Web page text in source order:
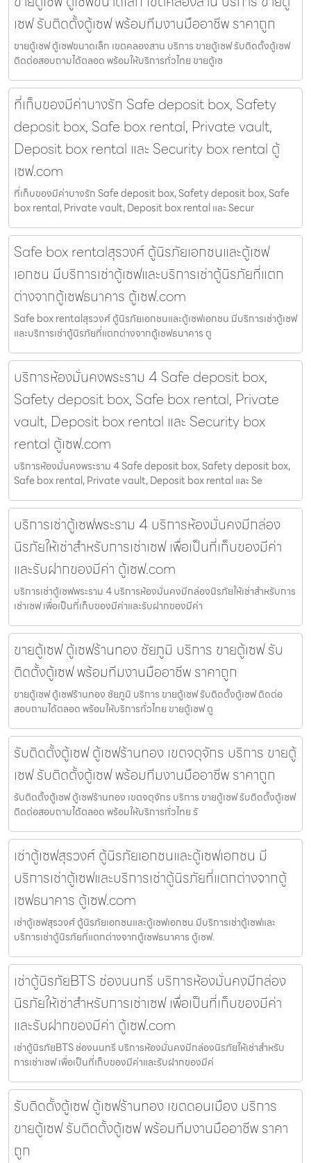
เซฟ รับติดตั้งตู้เซฟ พร้อมทีมงานมืออาชีพ ราคาถูก
ขายตู้เซฟ ตู้เซฟขนาดเล็ก เขตคลองสาน บริการ ขายตู้เซฟ รับติดตั้งตู้เซฟ
ติดต่อสอบถามได้ตลอด พร้อมให้บริการทั่วไทย ขายตู้เซ
ที่เก็บของมีค่าบางรัก Safe deposit box, Safety
deposit box, Safe box rental, Private vault,
Deposit box rental และ Security box rental ตู้
เซฟ.com
ที่เก็บของมีค่าบางรัก Safe deposit box, Safety deposit box, Safe
box rental, Private vault, Deposit box rental และ Secur
Safe box rentalสุรวงศ์ ตู้นิรภัยเอกชนและตู้เซฟ
เอกชน มีบริการเช่าตู้เซฟและบริการเช่าตู้นิรภัยที่แตก
ต่างจากตู้เซฟธนาคาร ตู้เซฟ.com
Safe box rentalสุรวงศ์ ตู้นิรภัยเอกชนและตู้เซฟเอกชน มีบริการเช่าตู้เซฟ
และบริการเช่าตู้นิรภัยที่แตกต่างจากตู้เซฟธนาคาร ตู
บริการห้องมั่นคงพระราม 4 Safe deposit box,
Safety deposit box, Safe box rental, Private
vault, Deposit box rental และ Security box
rental ตู้เซฟ.com
บริการห้องมั่นคงพระราม 4 Safe deposit box, Safety deposit box,
Safe box rental, Private vault, Deposit box rental และ Se
บริการเช่าตู้เซฟพระราม 4 บริการห้องมั่นคงมีกล่อง
นิรภัยให้เช่าสำหรับการเช่าเซฟ เพื่อเป็นที่เก็บของมีค่า
และรับฝากของมีค่า ตู้เซฟ.com
บริการเช่าตู้เซฟพระราม 4 บริการห้องมั่นคงมีกล่องนิรภัยให้เช่าสำหรับการ
เช่าเซฟ เพื่อเป็นที่เก็บของมีค่าและรับฝากของมีค่า
ขายตู้เซฟ ตู้เซฟร้านทอง ชัยภูมิ บริการ ขายตู้เซฟ รับ
ติดตั้งตู้เซฟ พร้อมทีมงานมืออาชีพ ราคาถูก
ขายตู้เซฟ ตู้เซฟร้านทอง ชัยภูมิ บริการ ขายตู้เซฟ รับติดตั้งตู้เซฟ ติดต่อ
สอบถามได้ตลอด พร้อมให้บริการทั่วไทย ขายตู้เซฟ ตู
รับติดตั้งตู้เซฟ ตู้เซฟร้านทอง เขตจตุจักร บริการ ขายตู้
เซฟ รับติดตั้งตู้เซฟ พร้อมทีมงานมืออาชีพ ราคาถูก
รับติดตั้งตู้เซฟ ตู้เซฟร้านทอง เขตจตุจักร บริการ ขายตู้เซฟ รับติดตั้งตู้เซฟ
ติดต่อสอบถามได้ตลอด พร้อมให้บริการทั่วไทย รั
เช่าตู้เซฟสุรวงศ์ ตู้นิรภัยเอกชนและตู้เซฟเอกชน มี
บริการเช่าตู้เซฟและบริการเช่าตู้นิรภัยที่แตกต่างจากตู้
เซฟธนาคาร ตู้เซฟ.com
เช่าตู้เซฟสุรวงศ์ ตู้นิรภัยเอกชนและตู้เซฟเอกชน มีบริการเช่าตู้เซฟและ
บริการเช่าตู้นิรภัยที่แตกต่างจากตู้เซฟธนาคาร ตู้เซฟ.
เช่าตู้นิรภัยBTS ช่องนนทรี บริการห้องมั่นคงมีกล่อง
นิรภัยให้เช่าสำหรับการเช่าเซฟ เพื่อเป็นที่เก็บของมีค่า
และรับฝากของมีค่า ตู้เซฟ.com
เช่าตู้นิรภัยBTS ช่องนนทรี บริการห้องมั่นคงมีกล่องนิรภัยให้เช่าสำหรับ
การเช่าเซฟ เพื่อเป็นที่เก็บของมีค่าและรับฝากของมีค่
รับติดตั้งตู้เซฟ ตู้เซฟร้านทอง เขตดอนเมือง บริการ
ขายตู้เซฟ รับติดตั้งตู้เซฟ พร้อมทีมงานมืออาชีพ ราคา
ถูก